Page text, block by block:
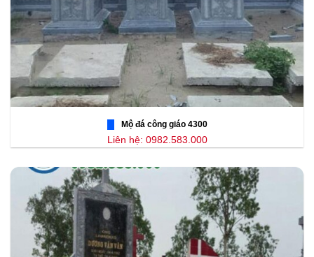
Mộ đá công giáo 4300
Liên hệ: 0982.583.000